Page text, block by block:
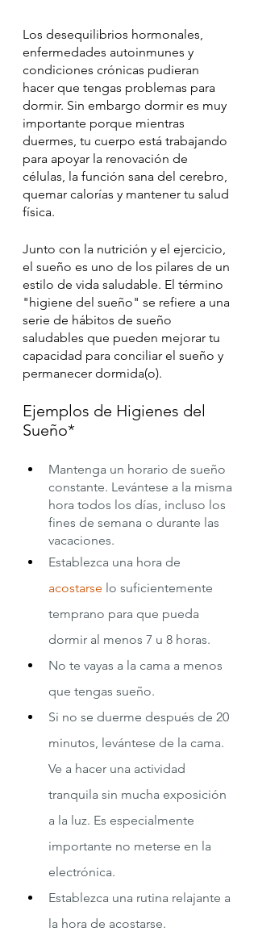
Los desequilibrios hormonales,
enfermedades autoinmunes y
condiciones crónicas pudieran
hacer que tengas problemas para
dormir. Sin embargo dormir es muy
importante porque mientras
duermes, tu cuerpo está trabajando
para apoyar la renovación de
células, la función sana del cerebro,
quemar calorías y mantener tu salud
física.
Junto con la nutrición y el ejercicio,
el sueño es uno de los pilares de un
estilo de vida saludable. El término
"higiene del sueño" se refiere a una
serie de hábitos de sueño
saludables que pueden mejorar tu
capacidad para conciliar el sueño y
permanecer dormida(o).
Ejemplos de Higienes del
Sueño*
Mantenga un horario de sueño
constante. Levántese a la misma
hora todos los días, incluso los
fines de semana o durante las
vacaciones.
Establezca una hora de
acostarse lo suficientemente
temprano para que pueda
dormir al menos 7 u 8 horas.
No te vayas a la cama a menos
que tengas sueño.
Si no se duerme después de 20
minutos, levántese de la cama.
Ve a hacer una actividad
tranquila sin mucha exposición
a la luz. Es especialmente
importante no meterse en la
electrónica.
Establezca una rutina relajante a
la hora de acostarse.